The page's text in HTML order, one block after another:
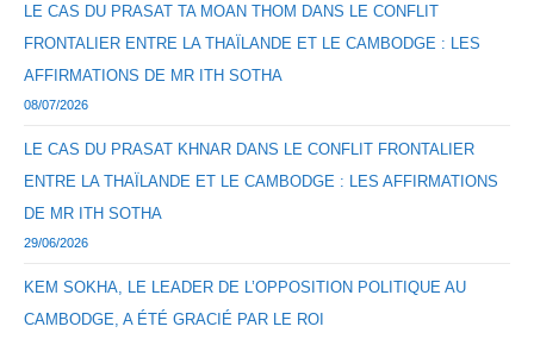
LE CAS DU PRASAT TA MOAN THOM DANS LE CONFLIT
FRONTALIER ENTRE LA THAÏLANDE ET LE CAMBODGE : LES
AFFIRMATIONS DE MR ITH SOTHA
08/07/2026
LE CAS DU PRASAT KHNAR DANS LE CONFLIT FRONTALIER
ENTRE LA THAÏLANDE ET LE CAMBODGE : LES AFFIRMATIONS
DE MR ITH SOTHA
29/06/2026
KEM SOKHA, LE LEADER DE L’OPPOSITION POLITIQUE AU
CAMBODGE, A ÉTÉ GRACIÉ PAR LE ROI